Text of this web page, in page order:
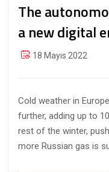
The
a new digital
18 Mayıs 2022
Cold weather in
further, adding up to
rest of the winter,
more Russian gas is